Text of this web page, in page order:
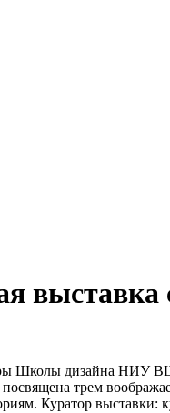
Школы дизайна НИУ
трем
Куратор выставки: